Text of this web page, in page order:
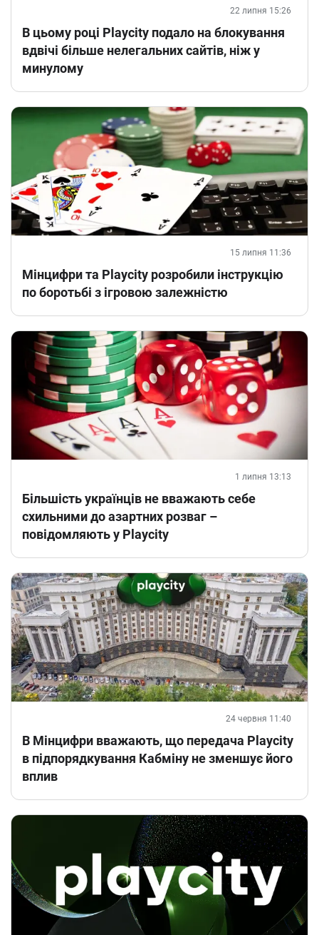
22 липня 15:26
В цьому році Playcity подало на блокування
вдвічі більше нелегальних сайтів, ніж у
минулому
15 липня 11:36
Мінцифри та Playcity розробили інструкцію
по боротьбі з ігровою залежністю
1 липня 13:13
Більшість українців не вважають себе
схильними до азартних розваг –
повідомляють у Playcity
24 червня 11:40
В Мінцифри вважають, що передача Playcity
в підпорядкування Кабміну не зменшує його
вплив